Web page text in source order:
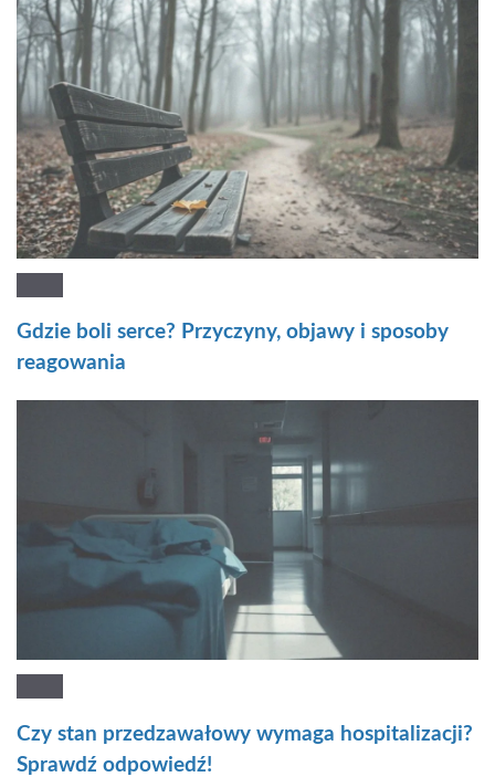
Gdzie boli serce? Przyczyny, objawy i sposoby
reagowania
Czy stan przedzawałowy wymaga hospitalizacji?
Sprawdź odpowiedź!